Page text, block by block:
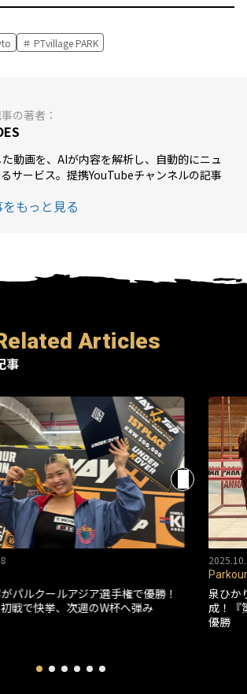
PTvillage PARK
の著者：
動画を、AIが内容を解析し、自動的にニュ
サービス。提携YouTubeチャンネルの記事
もっと見る
Articles
事
パルクールアジア選手権で優勝！
戦で快挙、次週のW杯へ弾み
Parkour
泉ひか
成！『
優勝